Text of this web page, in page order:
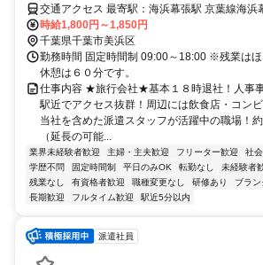
交通アクセス 最寄駅：海
時給1,800円～1,850円
千葉県千葉市美浜区
勤務時間 固定時間制 09:00～18:00 ※残業は
休憩は６０分です。
仕事内容 ★旅行会社★基本１８時退社！人事
駅近でアクセス抜群！周辺には飲食店・コン
当社を含めた派遣スタッフが活躍中の職場！
（延長の可能...
業界未経験者歓迎 主婦・主夫歓迎 フリーター歓迎 社
学歴不問
固定時間制 平日のみOK 転勤なし 未経験者
残業なし
有資格者歓迎 職種変更なし 研修あり ブラン
長期歓迎
フルタイム歓迎 駅近5分以内
派遣社員